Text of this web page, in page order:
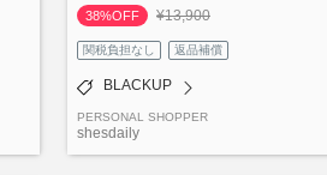
38%OFF
¥13,900
関税負担なし 返品補償
BLACKUP
PERSONAL SHOPPER
shesdaily